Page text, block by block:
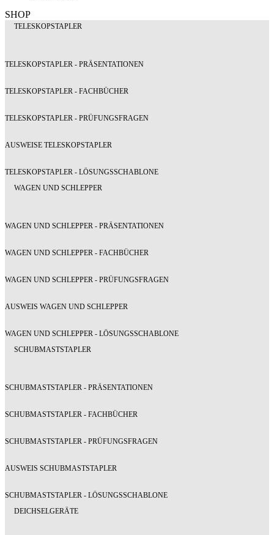
SHOP
TELESKOPSTAPLER
TELESKOPSTAPLER - PRÄSENTATIONEN
TELESKOPSTAPLER - FACHBÜCHER
TELESKOPSTAPLER - PRÜFUNGSFRAGEN
AUSWEISE TELESKOPSTAPLER
TELESKOPSTAPLER - LÖSUNGSSCHABLONE
WAGEN UND SCHLEPPER
WAGEN UND SCHLEPPER - PRÄSENTATIONEN
WAGEN UND SCHLEPPER - FACHBÜCHER
WAGEN UND SCHLEPPER - PRÜFUNGSFRAGEN
AUSWEIS WAGEN UND SCHLEPPER
WAGEN UND SCHLEPPER - LÖSUNGSSCHABLONE
SCHUBMASTSTAPLER
SCHUBMASTSTAPLER - PRÄSENTATIONEN
SCHUBMASTSTAPLER - FACHBÜCHER
SCHUBMASTSTAPLER - PRÜFUNGSFRAGEN
AUSWEIS SCHUBMASTSTAPLER
SCHUBMASTSTAPLER - LÖSUNGSSCHABLONE
DEICHSELGERÄTE